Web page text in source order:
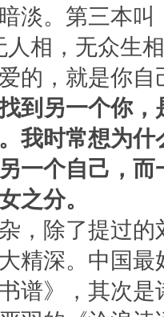
淡。第三本叫
相，无众生
的，就是你自
到另一个你
我时常想为什
一个自己，而
之分。
，除了提过的
精深。中国最
谱》，其次是